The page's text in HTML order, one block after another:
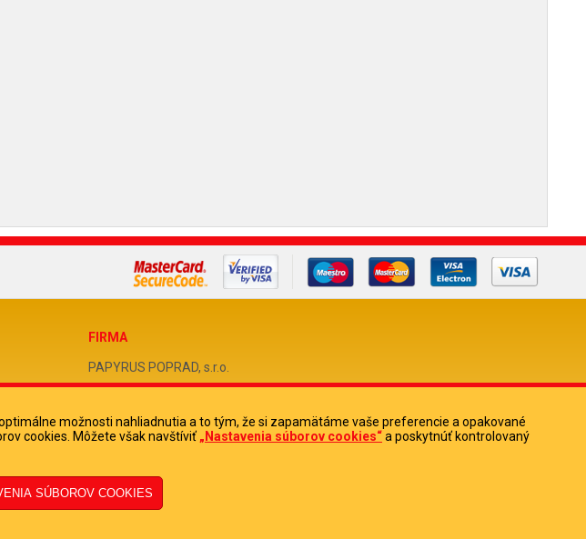
FIRMA
PAPYRUS POPRAD, s.r.o.
DIČ 2020513880
možnosti nahliadnutia a to tým, že si zapamätáme vaše preferencie a opakované
cookies. Môžete však navštíviť „Nastavenia súborov cookies“a poskytnúť kontrolovaný